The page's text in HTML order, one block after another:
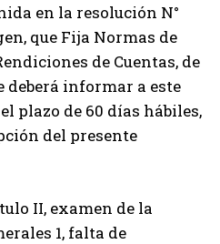
en la resolución N°
que Fija Normas de
de Cuentas, de
deberá informar a este
plazo de 60 días hábiles,
del presente
II, examen de la
1, falta de